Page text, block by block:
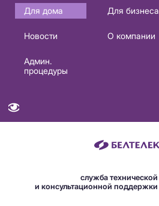
Основная
навигация
Для дома Для бизнеса
Новости
О компании
Админ.
процедуры
служба технической
и консультационной поддержки